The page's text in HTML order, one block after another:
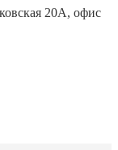
20А, офис